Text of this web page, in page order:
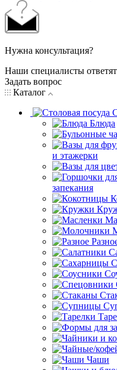
Нужна консультация?
Наши специалисты
Задать вопрос
Каталог
Блюда
и этажерки
запекания
Чаши